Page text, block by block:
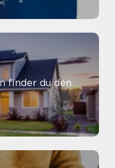
finder du den